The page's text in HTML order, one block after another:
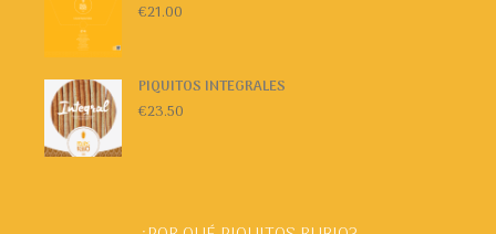
€21.00
PIQUITOS INTEGRALES
€23.50